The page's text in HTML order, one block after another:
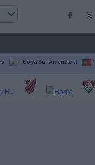
Copa Sul-Americana